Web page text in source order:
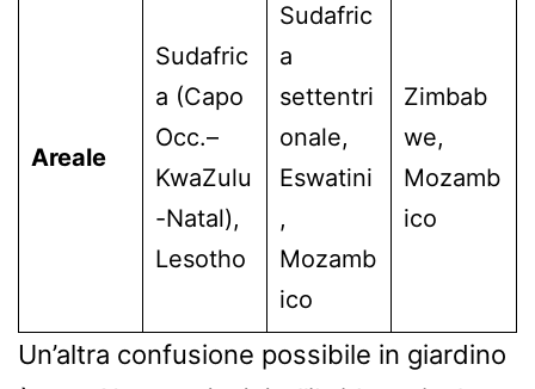
Areale
Sudafric
a (Capo
Occ.–
KwaZulu
-Natal),
Lesotho
Sudafric
a
settentri
onale,
Eswatini
,
Mozamb
ico
Zimbab
we,
Mozamb
ico
Un’altra confusione possibile in giardino